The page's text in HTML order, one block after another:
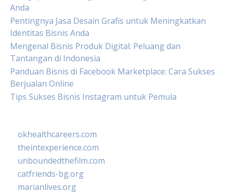
Anda
Pentingnya Jasa Desain Grafis untuk Meningkatkan
Identitas Bisnis Anda
Mengenal Bisnis Produk Digital: Peluang dan
Tantangan di Indonesia
Panduan Bisnis di Facebook Marketplace: Cara Sukses
Berjualan Online
Tips Sukses Bisnis Instagram untuk Pemula
okhealthcareers.com
theintexperience.com
unboundedthefilm.com
catfriends-bg.org
marianlives.org